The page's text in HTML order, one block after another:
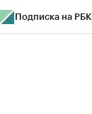
Подписка на РБК